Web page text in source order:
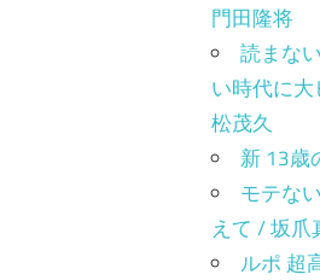
門田隆将
読まな
い時代に
松茂久
新 13歳
モテな
えて / 坂爪
ルポ 超